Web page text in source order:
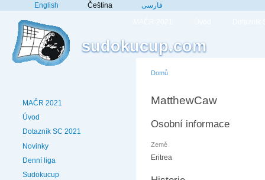
English Čeština فارسی
sudokucup.com
MAČR 2021
Úvod
Dotazník SC 2021
Novinky
Denní liga
Sudokucup
Domů
MatthewCaw
Osobní informace
Země
Eritrea